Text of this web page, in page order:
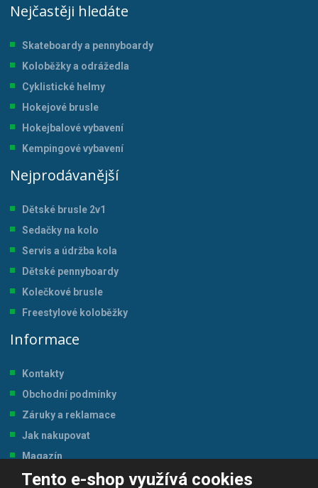
Tento e-shop využívá cookies
Nejčastěji hledáte
Skateboardy a pennyboardy
Koloběžky a odrážedla
Cyklistické helmy
Hokejové brusle
Hokejbalové vybavení
Kempingové vybavení
Nejprodávanější
Dětské brusle 2v1
Sedačky na kolo
Servis a údržba kola
Dětské pennyboardy
Kolečkové brusle
Freestylové koloběžky
Informace
Kontakty
Obchodní podmínky
Záruky a reklamace
Jak nakupovat
Magazín
Tabulka velikostí